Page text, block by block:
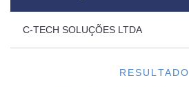
C-TECH SOLUÇÕES LTDA
RESULTADO